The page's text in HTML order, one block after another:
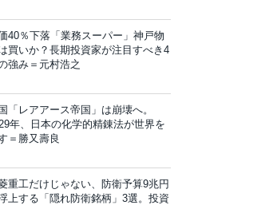
40％下落「業務スーパー」神戸物
買いか？長期投資家が注目すべき4
強み＝元村浩之
「レアアース帝国」は崩壊へ。
年、日本の化学的精錬法が世界を
＝勝又壽良
重工だけじゃない、防衛予算9兆円
上する「隠れ防衛銘柄」3選。投資